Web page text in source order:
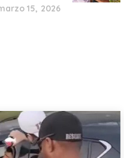
15, 2026